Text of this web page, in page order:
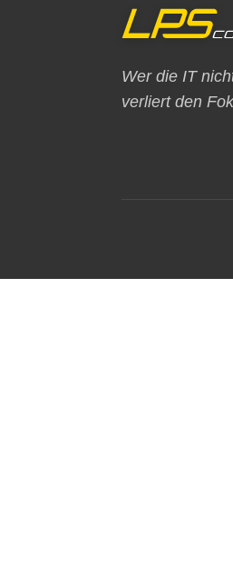
Wer die IT
verliert den